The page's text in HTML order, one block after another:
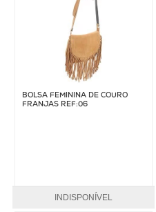
BOLSA FEMININA DE COURO
FRANJAS REF:06
INDISPONÍVEL